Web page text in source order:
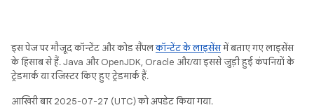
इस पेज पर मौजूद कॉन्टेंट और कोड सैंपलकॉन्टेंट के लाइसेंसमें बताए गए लाइसेंस
के हिसाब से हैं. Java और OpenJDK, Oracle और/या इससे जुड़ी हुई कंपनियों के
ट्रेडमार्क या रजिस्टर किए हुए ट्रेडमार्क हैं.
आखिरी बार 2025-07-27 (UTC) को अपडेट किया गया.